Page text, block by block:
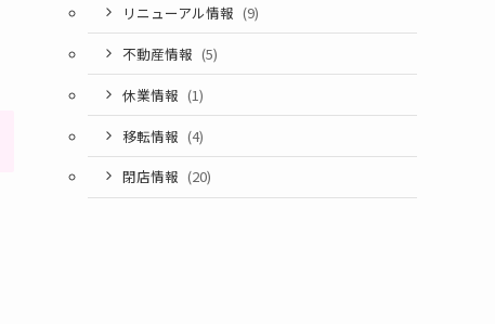
リニューアル情報 (9)
不動産情報 (5)
休業情報 (1)
移転情報 (4)
閉店情報 (20)